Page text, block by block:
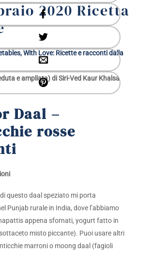
2020 Ricetta
With Love: Ricette e racconti dalla
e ampliata) di Siri-Ved Kaur Khalsa
Daal –
rosse
questo daal speziato mi porta
Punjab rurale in India, dove l’abbiamo
appena sfornati, yogurt fatto in
misto piccante). Puoi usare altri
marroni o moong daal (fagioli